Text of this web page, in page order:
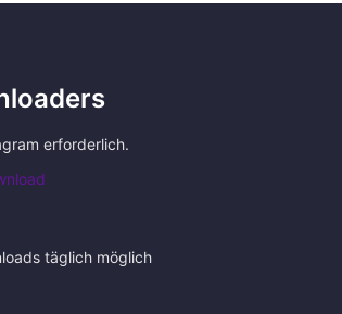
erforderlich.
täglich möglich